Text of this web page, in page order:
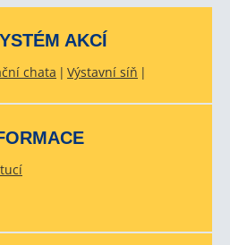
AKCÍ
chata Výstavní síň